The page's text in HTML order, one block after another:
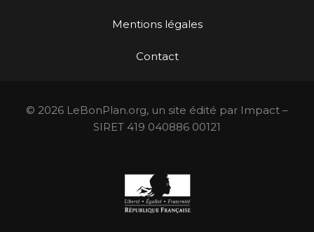
Mentions légales
Contact
© 2026 LeBonPlan.org, un site édité par Impact –
SIRET 419 040886 00121